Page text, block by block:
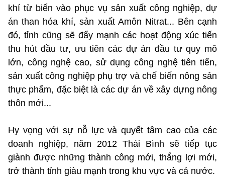
khí từ biển vào phục vụ sản xuất công nghiệp, dự
án than hóa khí, sản xuất Amôn Nitrat... Bên cạnh
đó, tỉnh cũng sẽ đẩy mạnh các hoạt động xúc tiến
thu hút đầu tư, ưu tiên các dự án đầu tư quy mô
lớn, công nghệ cao, sử dụng công nghệ tiên tiến,
sản xuất công nghiệp phụ trợ và chế biến nông sản
thực phẩm, đặc biệt là các dự án về xây dựng nông
thôn mới...
Hy vọng với sự nỗ lực và quyết tâm cao của các
doanh nghiệp, năm 2012 Thái Bình sẽ tiếp tục
giành được những thành công mới, thắng lợi mới,
trở thành tỉnh giàu mạnh trong khu vực và cả nước.